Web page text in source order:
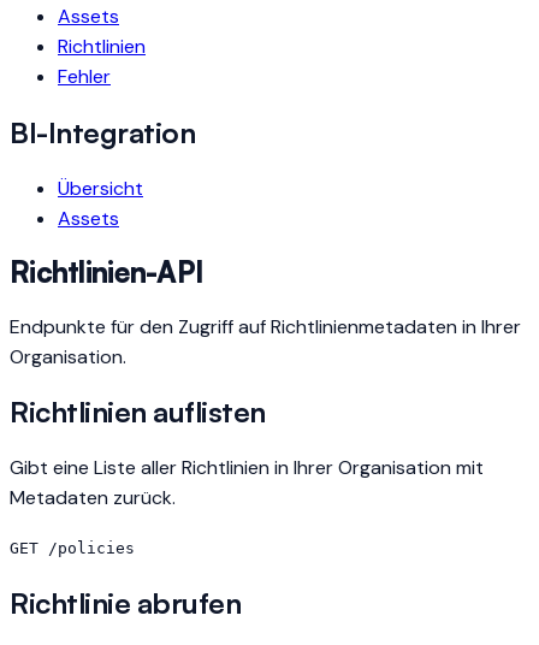
Assets
Richtlinien
Fehler
BI-Integration
Übersicht
Assets
Richtlinien-API
Endpunkte für den Zugriff auf Richtlinienmetadaten in Ihrer
Organisation.
Richtlinien auflisten
Gibt eine Liste aller Richtlinien in Ihrer Organisation mit
Metadaten zurück.
GET /policies
Richtlinie abrufen